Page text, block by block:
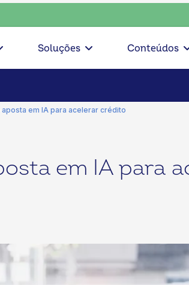
Soluções Conteúdos
em IA para acelerar crédito
em IA para